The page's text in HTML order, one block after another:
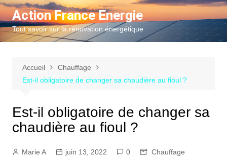
Aller
au
contenu
Action France Energie
Tout savoir sur la rénovation énergétique
Accueil
Chauffage
Est-il obligatoire de changer sa chaudière au fioul ?
Est-il obligatoire de changer sa
chaudière au fioul ?
Marie A juin 13, 2022 0 Chauffage